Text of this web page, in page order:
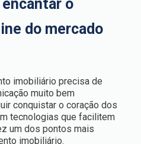
o
do mercado
imobiliário precisa de
muito bem
conquistar o coração dos
tecnologias que facilitem
um dos pontos mais
imobiliário.